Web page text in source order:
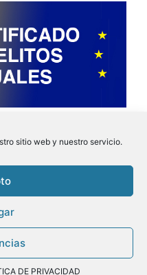
sitio web y nuestro servicio.
DE PRIVACIDAD
Instagram
© 2026